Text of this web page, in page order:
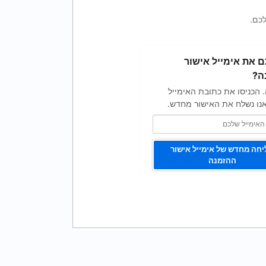
את אימייל אישור
הכניסו את כתובת האימייל
נשלח את האישור מחדש.
מחדש של אימייל אישור
ההזמנה